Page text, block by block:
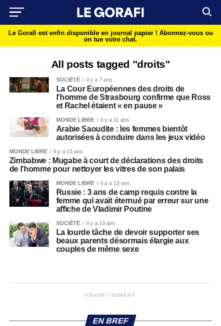
Le Gorafi est enfin disponible en journal papier ! Abonnez-vous ou
on tue votre chat.
All posts tagged "droits"
SOCIÉTÉ Il y a 7 ans
La Cour Européennes des droits de
l’homme de Strasbourg confirme que Ross
et Rachel étaient « en pause »
MONDE LIBRE Il y a 11 ans
Arabie Saoudite : les femmes bientôt
autorisées à conduire dans les jeux vidéo
MONDE LIBRE Il y a 13 ans
Zimbabwe : Mugabe à court de déclarations des droits
de l’homme pour nettoyer les vitres de son palais
MONDE LIBRE Il y a 13 ans
Russie : 3 ans de camp requis contre la
femme qui avait éternué par erreur sur une
affiche de Vladimir Poutine
SOCIÉTÉ Il y a 13 ans
La lourde tâche de devoir supporter ses
beaux parents désormais élargie aux
couples de même sexe
ADVERTISEMENT
EN BREF